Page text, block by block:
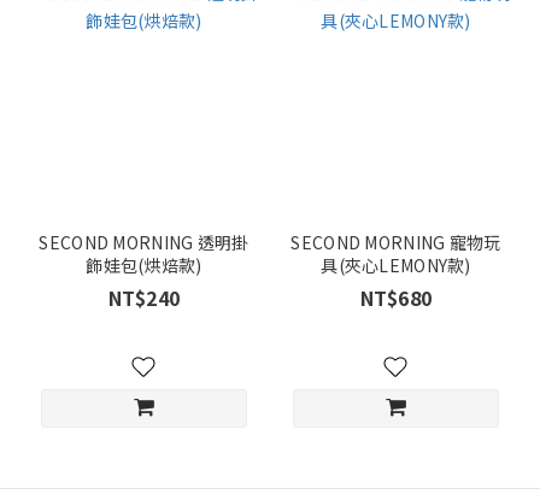
SECOND MORNING 透明掛
飾娃包(烘焙款)
NT$240
SECOND MORNING 寵物玩
具(夾心LEMONY款)
NT$680